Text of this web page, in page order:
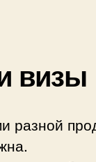
визы
разной